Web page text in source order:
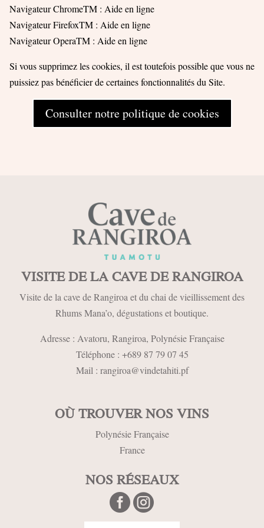
Navigateur ChromeTM : Aide en ligne
Navigateur FirefoxTM : Aide en ligne
Navigateur OperaTM : Aide en ligne
Si vous supprimez les cookies, il est toutefois possible que vous ne
puissiez pas bénéficier de certaines fonctionnalités du Site.
Consulter notre politique de cookies
VISITE DE LA CAVE DE RANGIROA
Visite de la cave de Rangiroa et du chai de vieillissement des
Rhums Mana’o, dégustations et boutique.
Adresse : Avatoru, Rangiroa, Polynésie Française
Téléphone : +689 87 79 07 45
Mail : rangiroa@vindetahiti.pf
OÙ TROUVER NOS VINS
Polynésie Française
France
NOS RÉSEAUX
